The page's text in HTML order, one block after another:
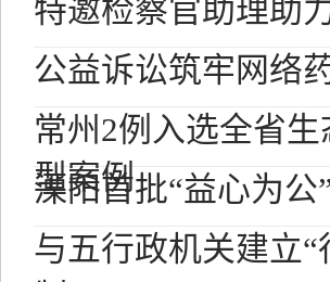
特邀检察官助理助
公益诉讼筑牢网络
常州2例入选全省
型案例
溧阳首批“益心为
与五行政机关建立